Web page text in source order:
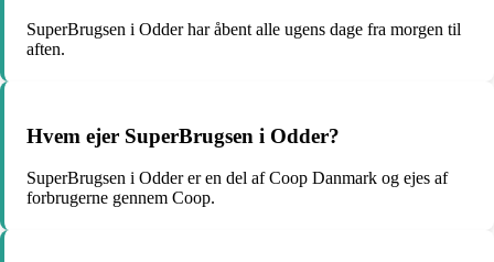
SuperBrugsen i Odder har åbent alle ugens dage fra morgen til
aften.
Hvem ejer SuperBrugsen i Odder?
SuperBrugsen i Odder er en del af Coop Danmark og ejes af
forbrugerne gennem Coop.